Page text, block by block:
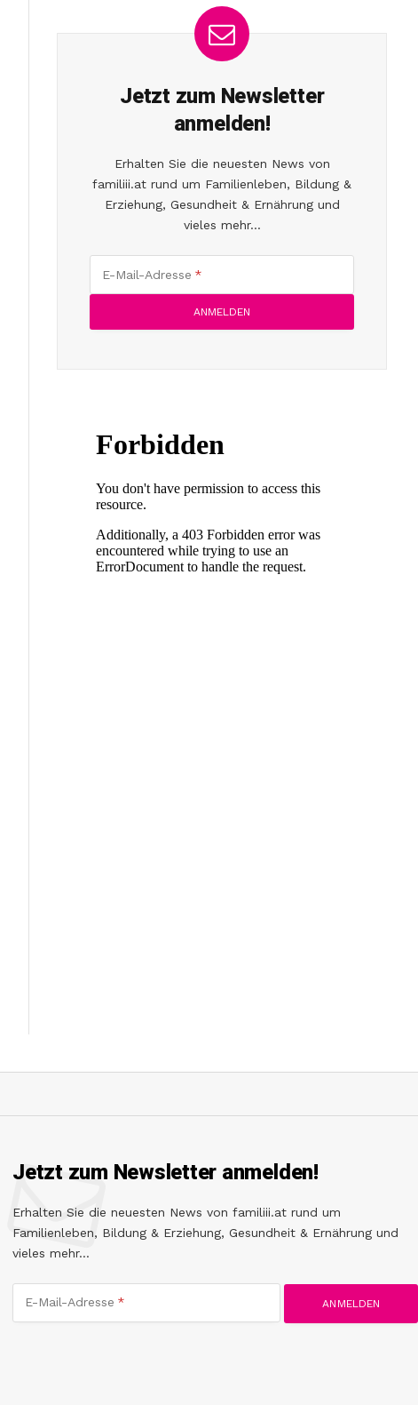
Jetzt zum Newsletter
anmelden!
Erhalten Sie die neuesten News von
familiii.at rund um Familienleben, Bildung &
Erziehung, Gesundheit & Ernährung und
vieles mehr...
E-Mail-Adresse
Jetzt zum Newsletter anmelden!
Erhalten Sie die neuesten News von familiii.at rund um
Familienleben, Bildung & Erziehung, Gesundheit & Ernährung und
vieles mehr...
E-Mail-Adresse